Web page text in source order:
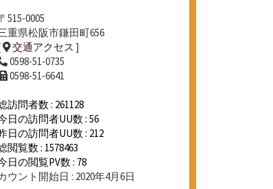
515-0005
重県松阪市鎌田町656
交通アクセス ]
0598-51-0735
0598-51-6641
訪問者数 : 261128
日の訪問者UU数 : 56
日の訪問者UU数 : 212
閲覧数 : 1578463
日の閲覧PV数 : 78
ウント開始日 : 2020年4月6日